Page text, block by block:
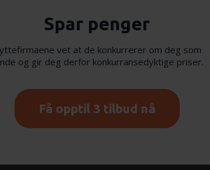
Spar penger
vet at de konkurrerer om deg som
og gir deg derfor konkurransedyktige priser.
Få opptil 3 tilbud nå